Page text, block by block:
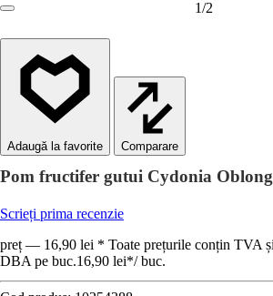
1/2
Comparare
Pom fructifer gutui Cydonia
Scrieți prima recenzie
preț — 16,90 lei * Toate prețurile conțin TVA
DBA pe buc.16,90 lei*/ buc.